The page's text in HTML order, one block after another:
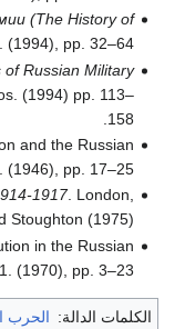
(The History of
(1994), pp. 32–64.
of Russian Military
(1994) pp. 113–
158.
and the Russian
(1946), pp. 17–25.
1917. London,
Stoughton (1975).
in the Russian
(1970), pp. 3–23.
الكلمات الدالة: الحرب